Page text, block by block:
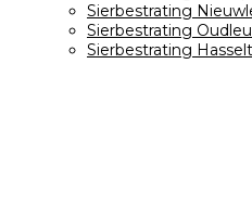
Sierbestrating
Sierbestrating
Sierbestrating Hasselt